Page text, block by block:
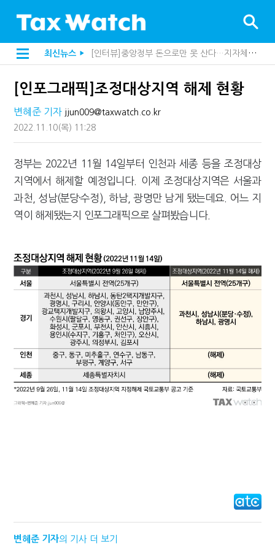
최신뉴스 ▶
[인터뷰]중앙정부 돈으로만 못 산다…지자체도 '경영'의 시대
"정상 승계까지 막을까"…전문가가 본 가업상속공제 개편 우려
"세무플랫폼 문제 해결될 것"…세무사회 진단, 왜
배달라이더 원천징수 세금 인하…환급 플랫폼 수익성 악화될까
상속·증여세 조사, 이제 코인거래소까지 샅샅이 본다
고액자산가 더 옥죈다…해외신탁 미신고 제보에 포상금
반도체·AI로봇 국내 생산땐 세금 깎아준다
[2026 세제개편]10년 실거주도 불안…1주택자 세 부담 어떻게 달라질까
지방재정공제회, 재정분석 수행기관 첫 선정…243개 지방정부 분석
[인포그래픽]조정대상지역 해제 현황
변혜준 기자 jjun009@taxwatch.co.kr
2022.11.10(목) 11:28
정부는 2022년 11월 14일부터 인천과 세종 등을 조정대상
지역에서 해제할 예정입니다. 이제 조정대상지역은 서울과
과천, 성남(분당·수정), 하남, 광명만 남게 됐는데요. 어느 지
역이 해제됐는지 인포그래픽으로 살펴봤습니다.
변혜준 기자의 기사 더 보기